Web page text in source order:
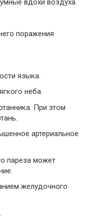
вдохи воздуха.
поражения
языка.
неба.
При этом
артериальное
пареза может
желудочного